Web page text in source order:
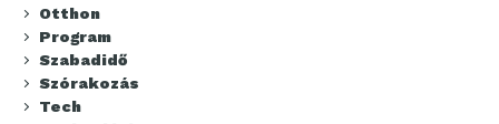
Otthon
Program
Szabadidő
Szórakozás
Tech